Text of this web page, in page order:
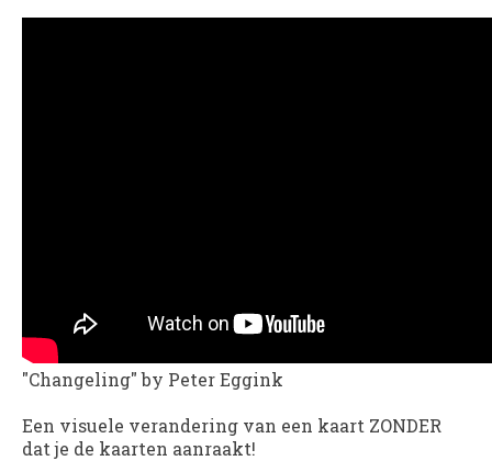
"Changeling" by Peter Eggink
Een visuele verandering van een kaart ZONDER
dat je de kaarten aanraakt!